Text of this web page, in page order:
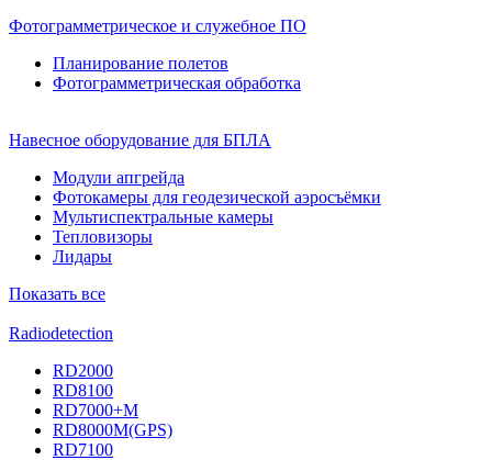
Фотограмметрическое и служебное ПО
Планирование полетов
Фотограмметрическая обработка
Навесное оборудование для БПЛА
Модули апгрейда
Фотокамеры для геодезической аэросъёмки
Мультиспектральные камеры
Тепловизоры
Лидары
Показать все
Radiodetection
RD2000
RD8100
RD7000+M
RD8000M(GPS)
RD7100